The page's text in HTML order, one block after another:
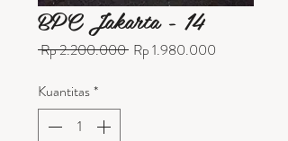
BPC Jakarta - 14
Rp 2.200.000 Harga
Rp 1.980.000
Kuantitas*